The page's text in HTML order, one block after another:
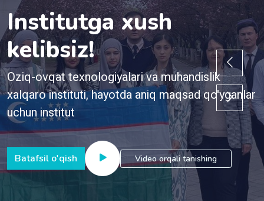
Institutga xush
kelibsiz!
Oziq-ovqat texnologiyalari va muhandislik
xalqaro instituti, hayotda aniq maqsad
uchun institut
Batafsil o'qish Video orqali tanishing